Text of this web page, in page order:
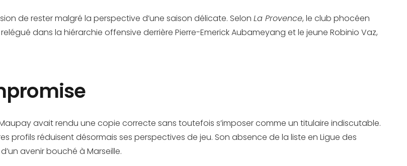
de rester malgré la perspective d’une saison délicate. Selon La Provence, le club phocéen
dans la hiérarchie offensive derrière Pierre-Emerick Aubameyang et le jeune Robinio Vaz,
avait rendu une copie correcte sans toutefois s’imposer comme un titulaire indiscutable.
profils réduisent désormais ses perspectives de jeu. Son absence de la liste en Ligue des
avenir bouché à Marseille.